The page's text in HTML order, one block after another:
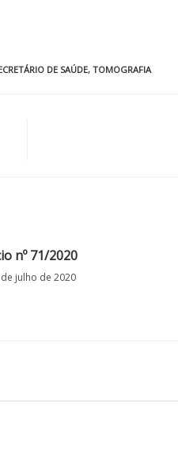
DE SAÚDE, TOMOGRAFIA
nº 71/2020
julho de 2020